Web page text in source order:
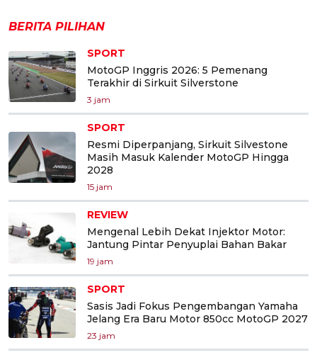
BERITA PILIHAN
SPORT
MotoGP Inggris 2026: 5 Pemenang
Terakhir di Sirkuit Silverstone
3 jam
SPORT
Resmi Diperpanjang, Sirkuit Silvestone
Masih Masuk Kalender MotoGP Hingga
2028
15 jam
REVIEW
Mengenal Lebih Dekat Injektor Motor:
Jantung Pintar Penyuplai Bahan Bakar
19 jam
SPORT
Sasis Jadi Fokus Pengembangan Yamaha
Jelang Era Baru Motor 850cc MotoGP 2027
23 jam